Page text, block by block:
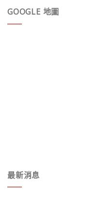
GOOGLE 地圖
最新消息